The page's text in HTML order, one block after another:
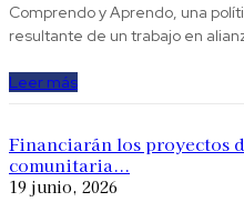
Comprendo y Aprendo, una
resultante de un trabajo en
Leer más
Financiarán los proyectos
comunitaria...
19 junio, 2026